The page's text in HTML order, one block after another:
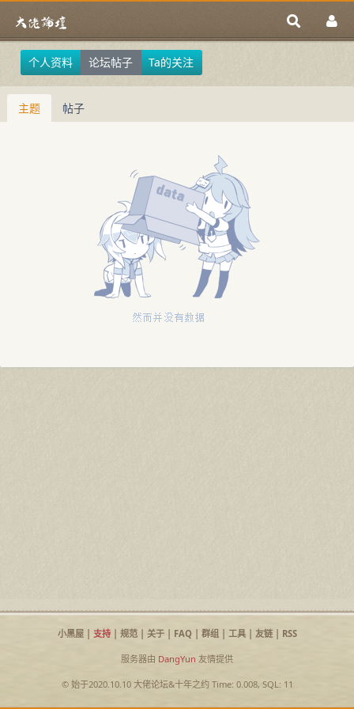
个人资料 论坛帖子 Ta的关注
主题 帖子
小黑屋| 支持| 规范| 关于| FAQ| 群组| 工具| 友链| RSS
服务器由 DangYun 友情提供
© 始于2020.10.10 大佬论坛&十年之约Time: 0.008, SQL: 11